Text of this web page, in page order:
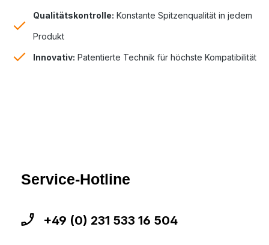
Qualitätskontrolle: Konstante Spitzenqualität in jedem
Produkt
Innovativ: Patentierte Technik für höchste Kompatibilität
Service-Hotline
+49 (0) 231 533 16 504